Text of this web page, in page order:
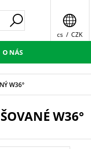
cs / CZK
O NÁS
W36°
W36°